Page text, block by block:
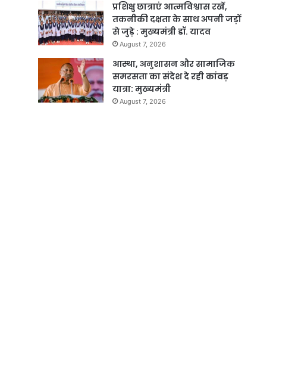
प्रशिक्षु छात्राएं आत्मविश्वास रखें,
तकनीकी दक्षता के साथ अपनी जड़ों
से जुड़े : मुख्यमंत्री डॉ. यादव
August 7, 2026
आस्था, अनुशासन और सामाजिक
समरसता का संदेश दे रही कांवड़
यात्रा: मुख्यमंत्री
August 7, 2026